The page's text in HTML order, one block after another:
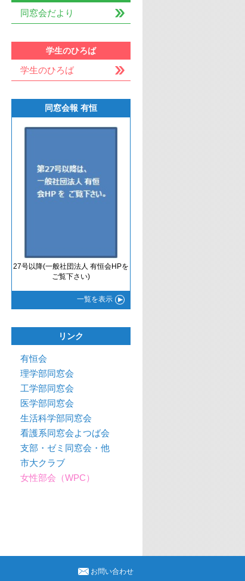
同窓会だより
学生のひろば
学生のひろば
同窓会報 有恒
27号以降(一般社団法人 有恒会HPを
ご覧下さい)
一覧を表示
リンク
有恒会
理学部同窓会
工学部同窓会
医学部同窓会
生活科学部同窓会
看護系同窓会よつば会
支部・ゼミ同窓会・他
市大クラブ
女性部会（WPC）
お問い合わせ